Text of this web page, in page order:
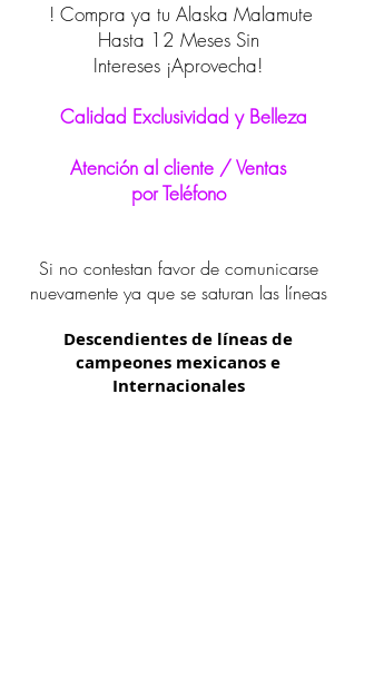
! Compra ya tu Alaska Malamute
Hasta 12 Meses Sin
Intereses ¡Aprovecha!
Calidad Exclusividad y Belleza
Atención al cliente / Ventas
por Teléfono
Si no contestan favor de comunicarse
nuevamente ya que se saturan las líneas
Descendientes de líneas de
campeones mexicanos e
Internacionales